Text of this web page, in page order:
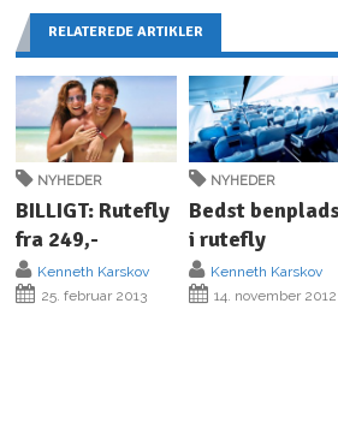
RELATEREDE ARTIKLER
NYHEDER
BILLIGT: Rutefly
fra 249,-
Kenneth Karskov
25. februar 2013
NYHEDER
Bedst benplads
i rutefly
Kenneth Karskov
14. november 2012